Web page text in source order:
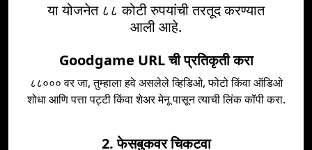
या योजनेत ८८ कोटी रुपयांची तरतूद करण्यात
आली आहे.
Goodgame URL ची प्रतिकृती करा
८८००० वर जा, तुम्हाला हवे असलेले व्हिडिओ, फोटो किंवा ऑडिओ
शोधा आणि पत्ता पट्टी किंवा शेअर मेनू पासून त्याची लिंक कॉपी करा.
2. फेसबुकवर चिकटवा